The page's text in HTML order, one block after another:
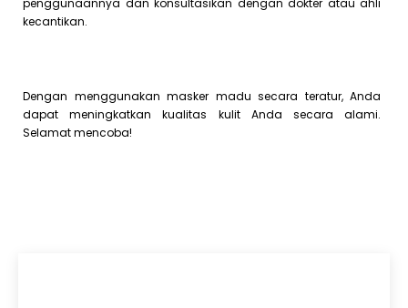
kecantikan.
Dengan menggunakan masker madu secara teratur, Anda
dapat meningkatkan kualitas kulit Anda secara alami.
Selamat mencoba!